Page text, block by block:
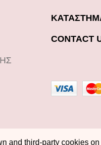
CONTACT
and third-party cookies